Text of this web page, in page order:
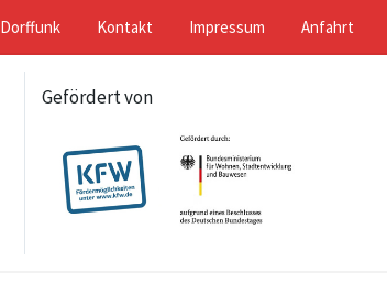
Dorffunk Kontakt Impressum Anfahrt
Gefördert von